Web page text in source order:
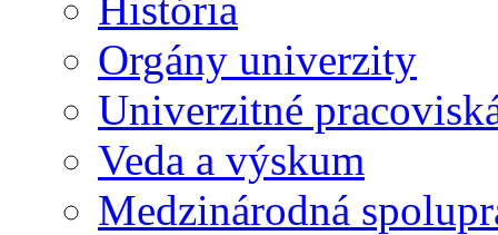
Orgány univerzity
Univerzitné
Veda a výskum
Medzinárodná